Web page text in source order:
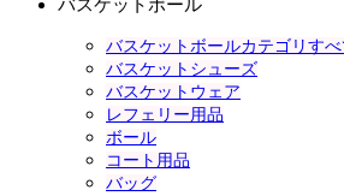
バスケットボール
バスケットボールカテゴリすべ
バスケットシューズ
バスケットウェア
レフェリー用品
ボール
コート用品
バッグ